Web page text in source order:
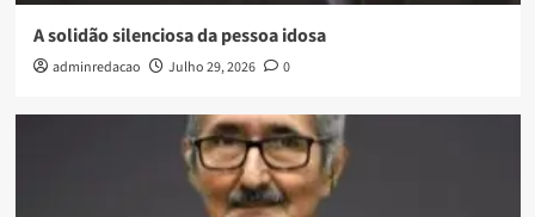
A solidão silenciosa da pessoa idosa
adminredacao Julho 29, 2026 0